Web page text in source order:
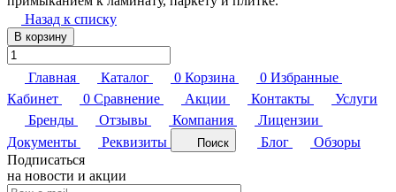
Назад к списку
В корзину
Главная Каталог 0 Корзина 0 Избранные
Кабинет
0 Сравнение Акции Контакты
Услуги
Бренды
Отзывы Компания
Лицензии
Документы
Реквизиты Поиск Блог
Обзоры
Подписаться
на новости и акции